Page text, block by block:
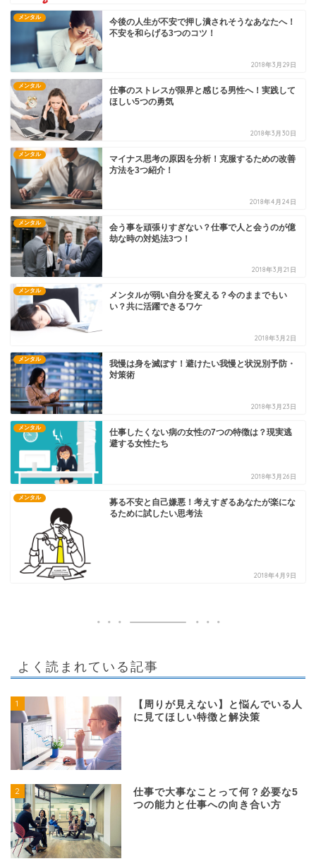
メンタル
今後の人生が不安で押し潰されそうなあなたへ！
不安を和らげる3つのコツ！
2018年3月29日
メンタル
仕事のストレスが限界と感じる男性へ！実践して
ほしい5つの勇気
2018年3月30日
メンタル
マイナス思考の原因を分析！克服するための改善
方法を3つ紹介！
2018年4月24日
メンタル
会う事を頑張りすぎない？仕事で人と会うのが億
劫な時の対処法3つ！
2018年3月21日
メンタル
メンタルが弱い自分を変える？今のままでもい
い？共に活躍できるワケ
2018年3月2日
メンタル
我慢は身を滅ぼす！避けたい我慢と状況別予防・
対策術
2018年3月23日
メンタル
仕事したくない病の女性の7つの特徴は？現実逃
避する女性たち
2018年3月26日
メンタル
募る不安と自己嫌悪！考えすぎるあなたが楽にな
るために試したい思考法
2018年4月9日
よく読まれている記事
1
【周りが見えない】と悩んでいる人
に見てほしい特徴と解決策
2
仕事で大事なことって何？必要な5
つの能力と仕事への向き合い方